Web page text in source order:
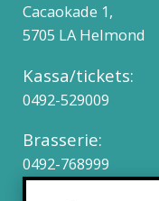
Cacaokade 1,
5705 LA Helmond
Kassa/tickets:
0492-529009
Brasserie:
0492-768999